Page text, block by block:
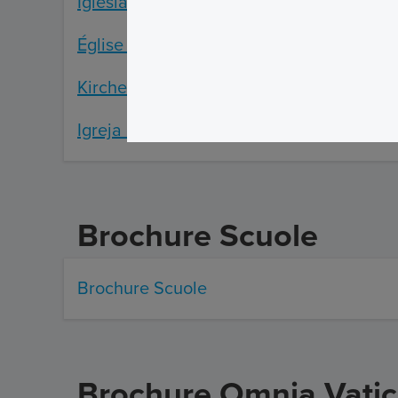
Église de Sainte Agnese in Agone
Kirche von Sant'Agnese in Agone
Igreja de Sant'Agnese em Agone brochure
Brochure Scuole
Brochure Scuole